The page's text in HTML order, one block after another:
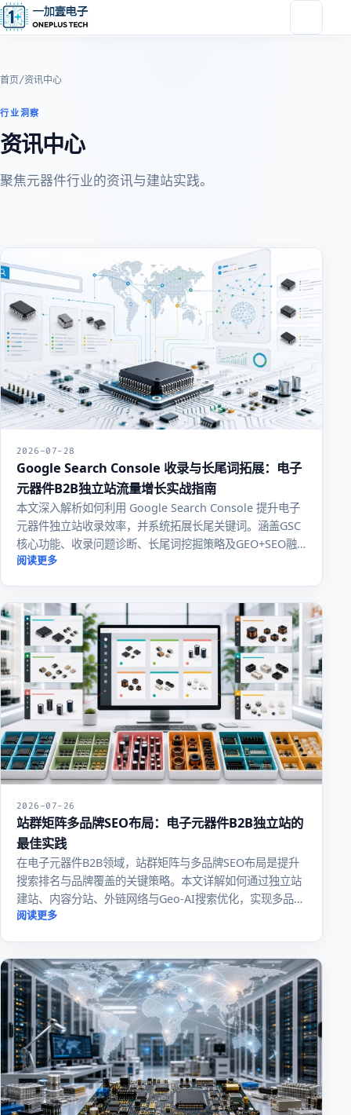
首页/资讯中心
行业洞察
资讯中心
聚焦元器件行业的资讯与建站实践。
2026-07-28
Google Search Console 收录与长尾词拓展：电子
元器件B2B独立站流量增长实战指南
本文深入解析如何利用 Google Search Console 提升电子
元器件独立站收录效率，并系统拓展长尾关键词。涵盖GSC
核心功能、收录问题诊断、长尾词挖掘策略及GEO+SEO融
合优化方法。附执行示例与操作清单，助力B2B网站实现可
阅读更多
2026-07-26
站群矩阵多品牌SEO布局：电子元器件B2B独立站的
最佳实践
在电子元器件B2B领域，站群矩阵与多品牌SEO布局是提升
搜索排名与品牌覆盖的关键策略。本文详解如何通过独立站
建站、内容分站、外链网络与Geo-AI搜索优化，实现多品牌
协同增长，并规避搜索引擎惩罚风险，助您抢占全球市场。
阅读更多